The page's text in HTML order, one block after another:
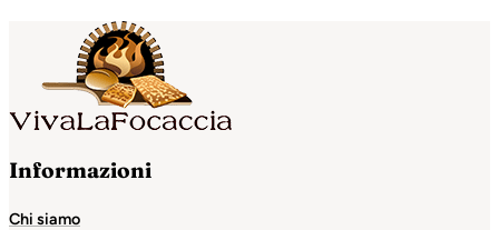
Informazioni
Chi siamo